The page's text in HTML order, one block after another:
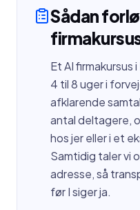
Sådan
Et AI
4 til 8 uger i
afklarende
antal deltagere,
hos jer eller i et
Samtidig taler vi
adresse, så
før I siger ja.